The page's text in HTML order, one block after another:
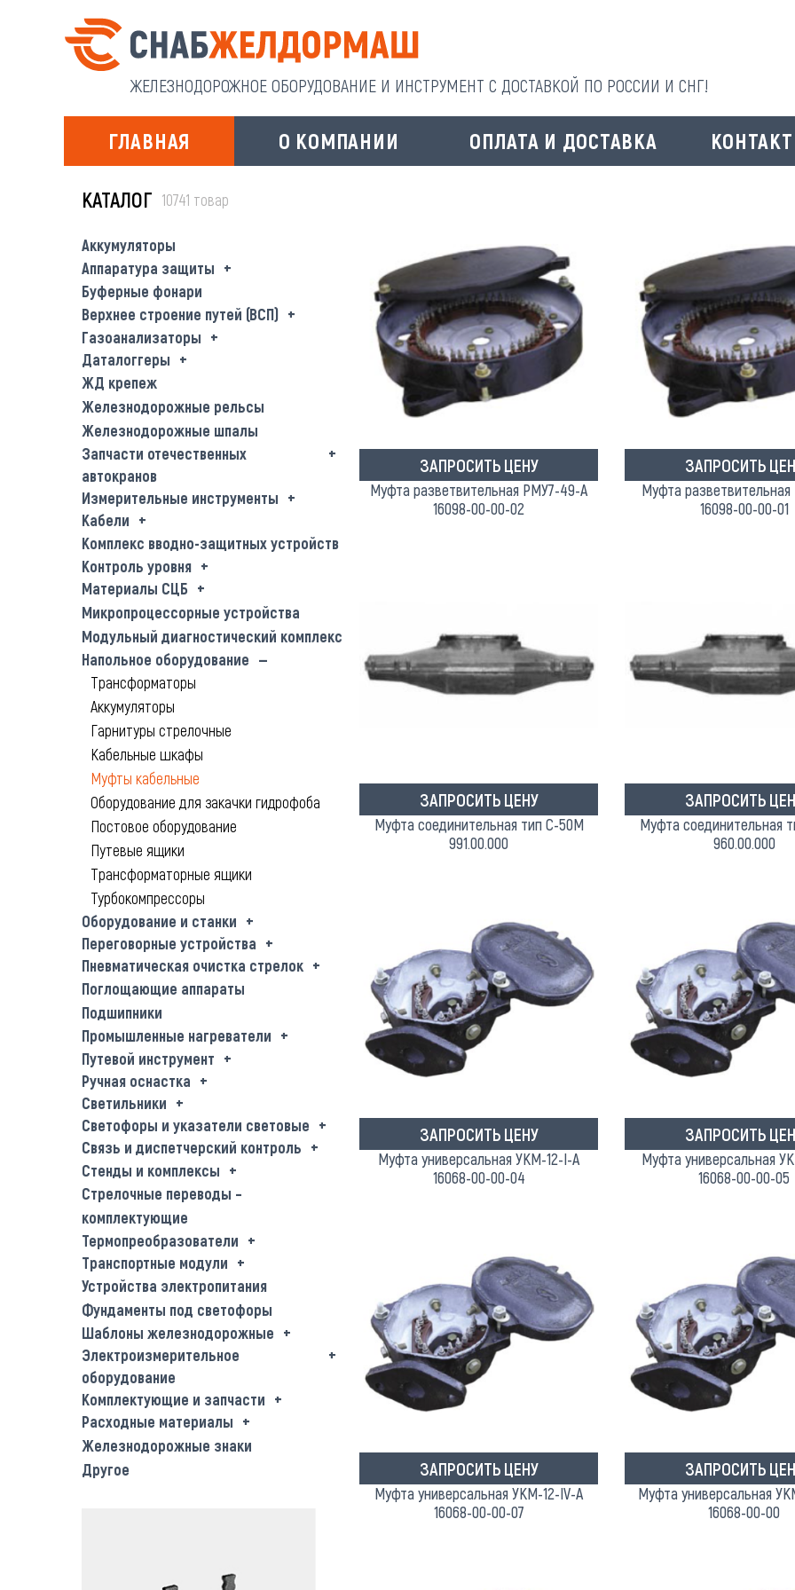
ЖЕЛЕЗНОДОРОЖНОЕ ОБОРУДОВАНИЕ И ИНСТРУМЕНТ С ДОСТАВКОЙ ПО РОССИИ И СНГ!
ГЛАВНАЯ О КОМПАНИИ ОПЛАТА И ДОСТАВКА
КАТАЛОГ 10741 товар
Аккумуляторы
Аппаратура защиты
Буферные фонари
Верхнее строение путей (ВСП)
Газоанализаторы
Даталоггеры
ЖД крепеж
Железнодорожные рельсы
Железнодорожные шпалы
Запчасти отечественных
автокранов
Измерительные инструменты
Кабели
Комплекс вводно-защитных устройств
Контроль уровня
Материалы СЦБ
Микропроцессорные устройства
Модульный диагностический комплекс
Напольное оборудование
Трансформаторы
Аккумуляторы
Гарнитуры стрелочные
Кабельные шкафы
Муфты кабельные
Оборудование для закачки гидрофоба
Постовое оборудование
Путевые ящики
Трансформаторные ящики
Турбокомпрессоры
Оборудование и станки
Переговорные устройства
Пневматическая очистка стрелок
Поглощающие аппараты
Подшипники
Промышленные нагреватели
Путевой инструмент
Ручная оснастка
Светильники
Светофоры и указатели световые
Связь и диспетчерский контроль
Стенды и комплексы
Стрелочные переводы –
комплектующие
Термопреобразователи
Транспортные модули
Устройства электропитания
Фундаменты под светофоры
Шаблоны железнодорожные
Электроизмерительное
оборудование
Комплектующие и запчасти
Расходные материалы
Железнодорожные знаки
Другое
ЗАПРОСИТЬ ЦЕНУ
Муфта разветвительная РМУ7-49-А
16098-00-00-02
ЗАПРОСИТЬ
Муфта
16098-00-00-01
ЗАПРОСИТЬ ЦЕНУ
Муфта соединительная тип С-50М
991.00.000
ЗАПРОСИТЬ
Муфта соединительная
960.00.000
ЗАПРОСИТЬ ЦЕНУ
Муфта универсальная УКМ-12-I-A
16068-00-00-04
ЗАПРОСИТЬ
Муфта универсальная
16068-00-00-05
ЗАПРОСИТЬ ЦЕНУ
Муфта универсальная УКМ-12-IV-A
16068-00-00-07
ЗАПРОСИТЬ
Муфта универсальная
16068-00-00